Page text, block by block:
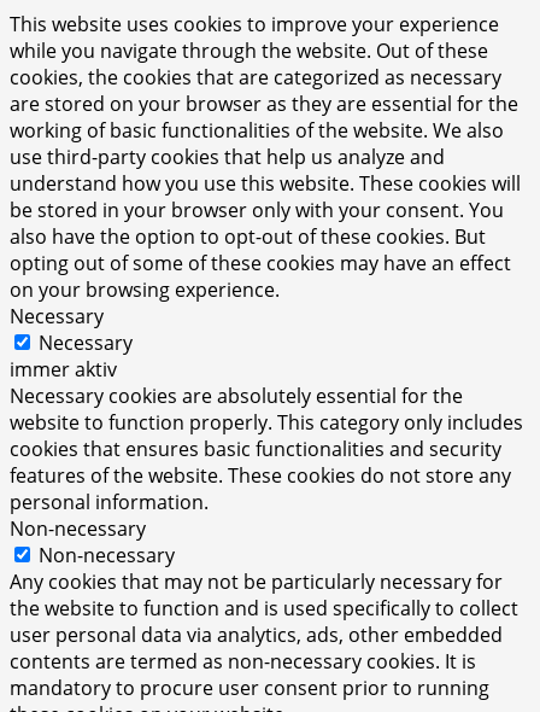
This website uses cookies to improve your experience
while you navigate through the website. Out of these
cookies, the cookies that are categorized as necessary
are stored on your browser as they are essential for the
working of basic functionalities of the website. We also
use third-party cookies that help us analyze and
understand how you use this website. These cookies will
be stored in your browser only with your consent. You
also have the option to opt-out of these cookies. But
opting out of some of these cookies may have an effect
on your browsing experience.
Necessary
Necessary
immer aktiv
Necessary cookies are absolutely essential for the
website to function properly. This category only includes
cookies that ensures basic functionalities and security
features of the website. These cookies do not store any
personal information.
Non-necessary
Non-necessary
Any cookies that may not be particularly necessary for
the website to function and is used specifically to collect
user personal data via analytics, ads, other embedded
contents are termed as non-necessary cookies. It is
mandatory to procure user consent prior to running